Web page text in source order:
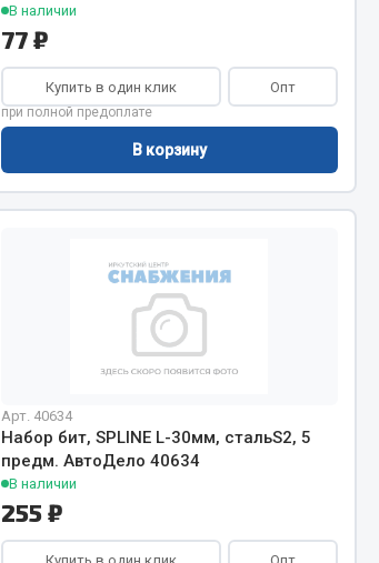
Система выпуска газа
Система охлаждения
Коробка передач
Показать ещё
Тормозная система
Двигатель
Подвеска
Система питания
В наличии
77 ₽
Купить в один клик Опт
при полной предоплате
В корзину
Арт. 40634
Набор бит, SPLINE L-30мм, стальS2, 5
предм. АвтоДело 40634
В наличии
255 ₽